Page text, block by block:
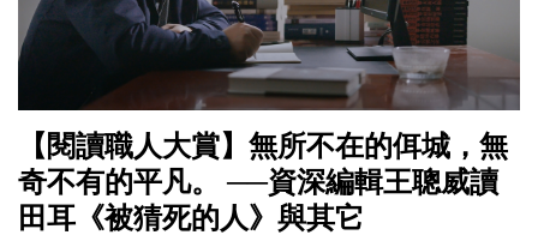
【閱讀職人大賞】無所不在的佴城，無
奇不有的平凡。 ──資深編輯王聰威讀
田耳《被猜死的人》與其它